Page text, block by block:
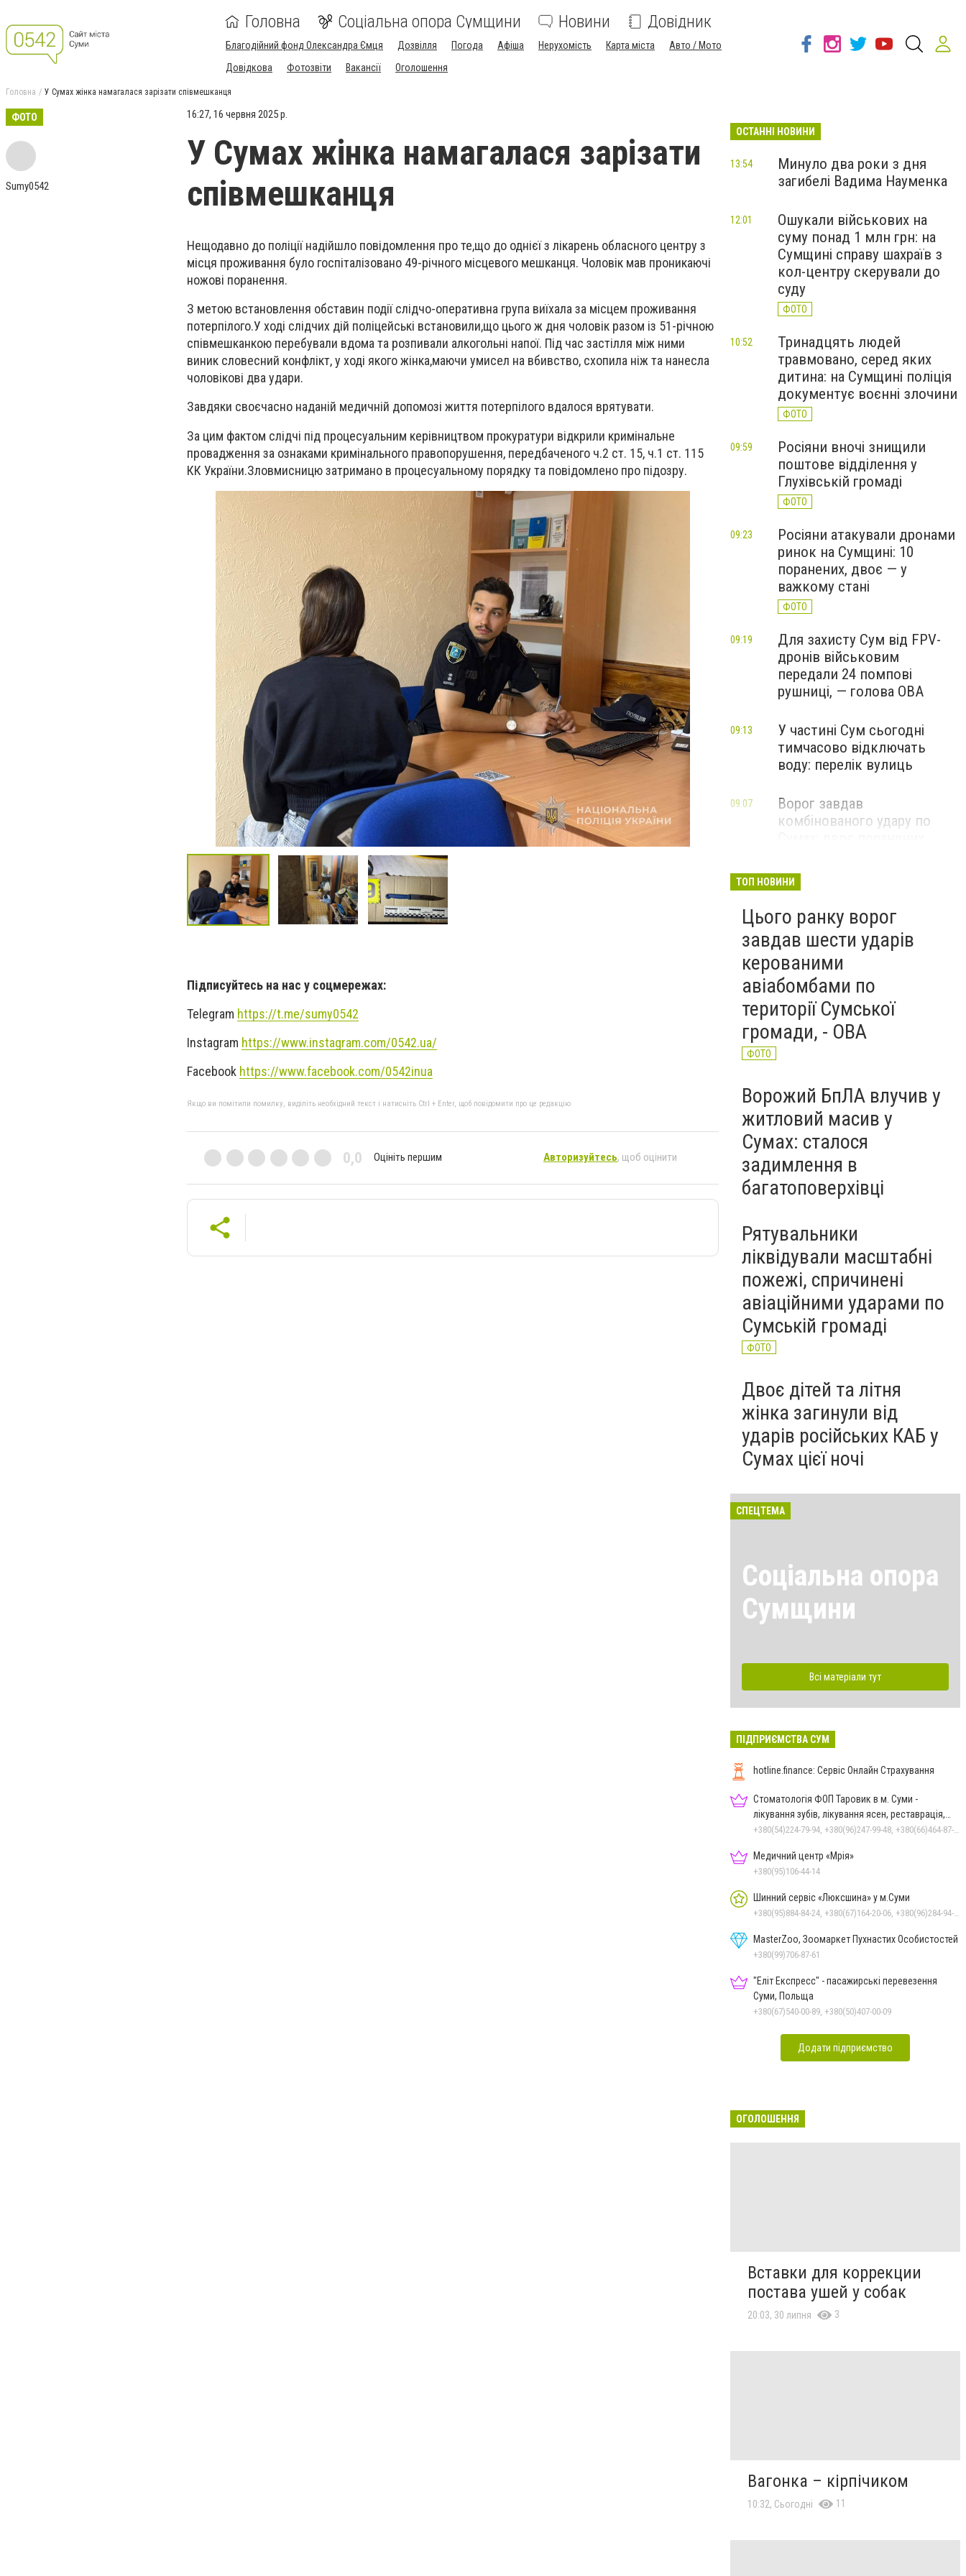
Головна Соціальна опора Сумщини Новини Довідник
Благодійний фонд Олександра Ємця Дозвілля Погода Афіша Нерухомість Карта міста
Авто / Мото
Довідкова
Фотозвіти Вакансії Оголошення
Головна У Сумах жінка намагалася зарізати співмешканця
ФОТО
Sumy0542
16:27, 16 червня 2025 р.
У Сумах жінка намагалася зарізати
співмешканця
Нещодавно до поліції надійшло повідомлення про те,що до однієї з лікарень обласного центру з
місця проживання було госпіталізовано 49-річного місцевого мешканця. Чоловік мав проникаючі
ножові поранення.
З метою встановлення обставин події слідчо-оперативна група виїхала за місцем проживання
потерпілого.У ході слідчих дій поліцейські встановили,що цього ж дня чоловік разом із 51-річною
співмешканкою перебували вдома та розпивали алкогольні напої. Під час застілля між ними
виник словесний конфлікт, у ході якого жінка,маючи умисел на вбивство, схопила ніж та нанесла
чоловікові два удари.
Завдяки своєчасно наданій медичній допомозі життя потерпілого вдалося врятувати.
За цим фактом слідчі під процесуальним керівництвом прокуратури відкрили кримінальне
провадження за ознаками кримінального правопорушення, передбаченого ч.2 ст. 15, ч.1 ст. 115
КК України.Зловмисницю затримано в процесуальному порядку та повідомлено про підозру.
Підписуйтесь на нас у соцмережах:
Telegram https://t.me/sumy0542
Instagram https://www.instagram.com/0542.ua/
Facebook https://www.facebook.com/0542inua
Якщо ви помітили помилку, виділіть необхідний текст і натисніть Ctrl + Enter, щоб повідомити про це редакцію
0,0 Оцініть першим Авторизуйтесь, щоб оцінити
ОСТАННІ НОВИНИ
Минуло два роки з дня
загибелі Вадима Науменка
13:54
Ошукали військових на
суму понад 1 млн грн: на
Сумщині справу шахраїв з
кол-центру скерували до
суду
ФОТО
12:01
Тринадцять людей
травмовано, серед яких
дитина: на Сумщині поліція
документує воєнні злочини
ФОТО
10:52
Росіяни вночі знищили
поштове відділення у
Глухівській громаді
ФОТО
09:59
Росіяни атакували дронами
ринок на Сумщині: 10
поранених, двоє — у
важкому стані
ФОТО
09:23
Для захисту Сум від FPV-
дронів військовим
передали 24 помпові
рушниці, — голова ОВА
09:19
У частині Сум сьогодні
тимчасово відключать
воду: перелік вулиць
09:13
Ворог завдав
комбінованого удару по
інфраструктура
ФОТО
09:07
ТОП НОВИНИ
Цього ранку ворог
завдав шести ударів
керованими
авіабомбами по
території Сумської
громади, - ОВА
ФОТО
Ворожий БпЛА влучив у
житловий масив у
Сумах: сталося
задимлення в
багатоповерхівці
Рятувальники
ліквідували масштабні
пожежі, спричинені
авіаційними ударами по
Сумській громаді
ФОТО
Двоє дітей та літня
жінка загинули від
ударів російських КАБ у
Сумах цієї ночі
СПЕЦТЕМА
Соціальна опора
Сумщини
Всі матеріали тут
ПІДПРИЄМСТВА СУМ
hotline.finance: Сервіс Онлайн Страхування
Стоматологія ФОП Таровик в м. Суми -
лікування зубів, лікування ясен, реставрація,
протезування
Медичний центр «Мрія»
+380(95)106-44-14
Шинний сервіс «Люксшина» у м.Суми
MasterZoo, Зоомаркет Пухнастих Особистостей
+380(99)706-87-61
"Еліт Експресс" - пасажирські перевезення
Суми, Польща
+380(67)540-00-89, +380(50)407-00-09
Додати підприємство
ОГОЛОШЕННЯ
Вставки для коррекции
постава ушей у собак
20:03, 30 липня 3
Вагонка – кірпічиком
10:32, Сьогодні 11